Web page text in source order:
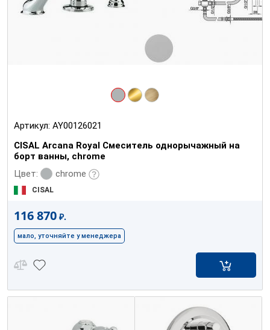
Артикул: AY00126021
CISAL Arcana Royal Смеситель однорычажный на
борт ванны, chrome
Цвет:
chrome
CISAL
116 870 ₽.
мало, уточняйте у менеджера